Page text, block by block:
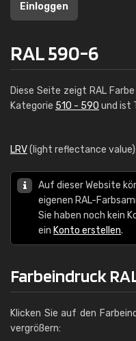
Einloggen
RAL 590-6
Diese Seite zeigt RAL Farbe
Kategorie 510 - 590 und ist
LRV(light reflectance value):
Auf dieser Website
eigenen RAL-
Sie haben noch kein
ein Konto erstellen.
Farbeindruck
Klicken Sie auf den
vergrößern: